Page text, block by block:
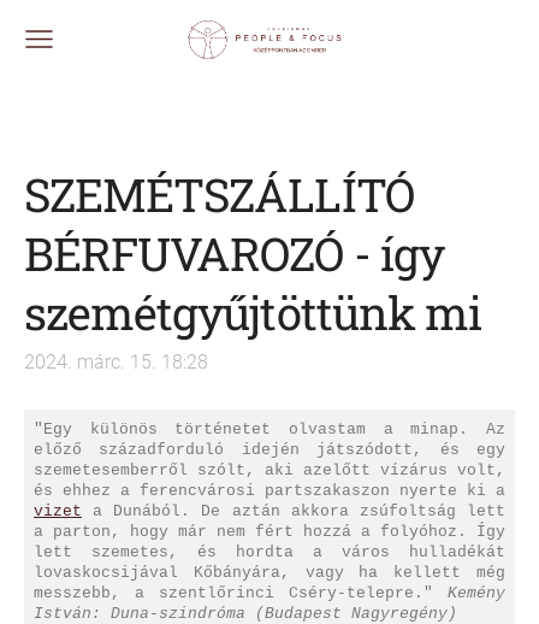
SZEMÉTSZÁLLÍTÓ
BÉRFUVAROZÓ - így
szemétgyűjtöttünk mi
2024. márc. 15. 18:28
"Egy különös történetet olvastam a minap. Az
előző századforduló idején játszódott, és egy
szemetesemberről szólt, aki azelőtt vízárus volt,
és ehhez a ferencvárosi partszakaszon nyerte ki a
vizet a Dunából. De aztán akkora zsúfoltság lett
a parton, hogy már nem fért hozzá a folyóhoz. Így
lett szemetes, és hordta a város hulladékát
lovaskocsijával Kőbányára, vagy ha kellett még
messzebb, a szentlőrinci Cséry-telepre." Kemény
István: Duna-szindróma (Budapest Nagyregény)